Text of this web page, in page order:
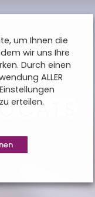
um Ihnen die
wir uns Ihre
Durch einen
ALLER
erteilen.